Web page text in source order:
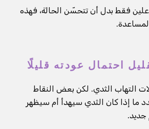
فقط بدل أن تتحسّن الحالة، فهذه
احتمال عودته قليلًا
التهاب الثدي. لكن بعض النقاط
ما إذا كان الثدي سيهدأ أم سيظهر
جديد.